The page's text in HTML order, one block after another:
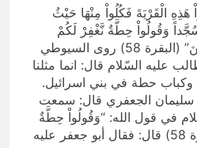
هَذِهِ الْقَرْيَةَ فَكُلُواْ مِنْهَا حَيْثُ
وَقُولُواْ حِطَّةٌ نَّغْفِرْ لَكُمْ
خَطَايَاكُمْ وَسَنَزِيدُ الُْمحْسِنِينَ” (البقرة 58) روى السيوطي
عليه السّلام قال: انما مثلنا
وكباب حطة في بني اسرائيل.
سليمان الجعفري قال: سمعت
في قول الله: “وَقُولُواْ حِطَّةٌ
نَّغْفِرْ لَكُمْ خَطَايَاكُمْ” (البقرة 58) قال: فقال أبو جعفر عليه